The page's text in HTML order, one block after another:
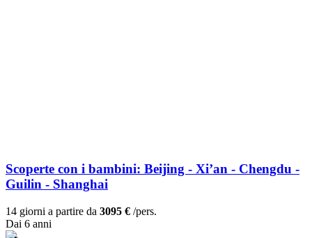
Scoperte con i bambini: Beijing - Xi’an - Chengdu -
Guilin - Shanghai
14 giorni a partire da 3095 € /pers.
Dai 6 anni